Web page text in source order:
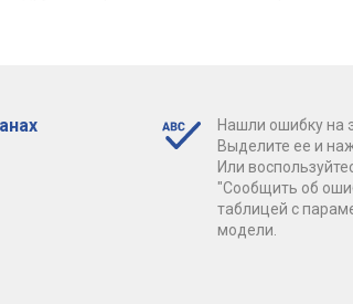
Нашли ошибку на
Выделите ее и
Или
"Сообщить об
таблицей с
модели.